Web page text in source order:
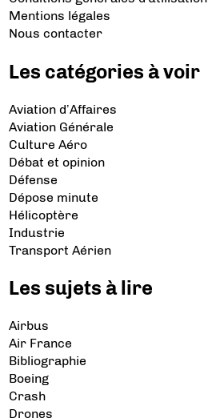
Mentions légales
Nous contacter
Les catégories à voir
Aviation d’Affaires
Aviation Générale
Culture Aéro
Débat et opinion
Défense
Dépose minute
Hélicoptère
Industrie
Transport Aérien
Les sujets à lire
Airbus
Air France
Bibliographie
Boeing
Crash
Drones